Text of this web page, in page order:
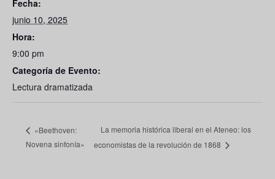
Fecha:
junio 10, 2025
Hora:
9:00 pm
Categoría de Evento:
Lectura dramatizada
«Beethoven:
Novena sinfonía»
La memoria histórica liberal en el Ateneo: los
economistas de la revolución de 1868